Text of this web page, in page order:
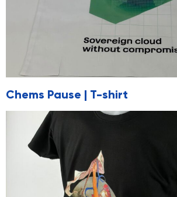
Chems Pause | T-shirt